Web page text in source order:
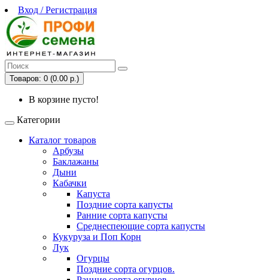
Вход / Регистрация
Товаров: 0 (0.00 р.)
В корзине пусто!
Категории
Каталог товаров
Арбузы
Баклажаны
Дыни
Кабачки
Капуста
Поздние сорта капусты
Ранние сорта капусты
Среднеспеющие сорта капусты
Кукуруза и Поп Корн
Лук
Огурцы
Поздние сорта огурцов.